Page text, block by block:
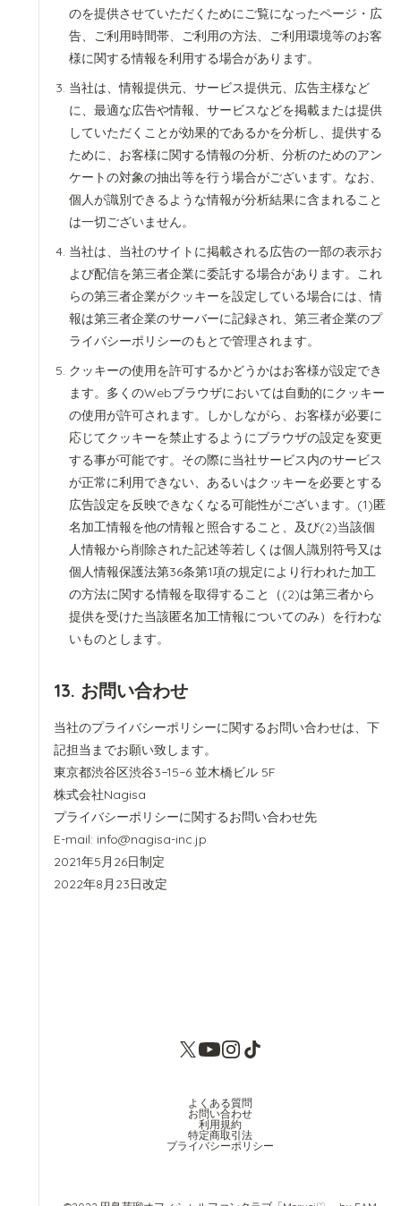
のを提供させていただくためにご覧になったページ・広
告、ご利用時間帯、ご利用の方法、ご利用環境等のお客
様に関する情報を利用する場合があります。
当社は、情報提供元、サービス提供元、広告主様など
に、最適な広告や情報、サービスなどを掲載または提供
していただくことが効果的であるかを分析し、提供する
ために、お客様に関する情報の分析、分析のためのアン
ケートの対象の抽出等を行う場合がございます。なお、
個人が識別できるような情報が分析結果に含まれること
は一切ございません。
当社は、当社のサイトに掲載される広告の一部の表示お
よび配信を第三者企業に委託する場合があります。これ
らの第三者企業がクッキーを設定している場合には、情
報は第三者企業のサーバーに記録され、第三者企業のプ
ライバシーポリシーのもとで管理されます。
クッキーの使用を許可するかどうかはお客様が設定でき
ます。多くのWebブラウザにおいては自動的にクッキー
の使用が許可されます。しかしながら、お客様が必要に
応じてクッキーを禁止するようにブラウザの設定を変更
する事が可能です。その際に当社サービス内のサービス
が正常に利用できない、あるいはクッキーを必要とする
広告設定を反映できなくなる可能性がございます。(1)匿
名加工情報を他の情報と照合すること、及び(2)当該個
人情報から削除された記述等若しくは個人識別符号又は
個人情報保護法第36条第1項の規定により行われた加工
の方法に関する情報を取得すること（(2)は第三者から
提供を受けた当該匿名加工情報についてのみ）を行わな
いものとします。
13. お問い合わせ
当社のプライバシーポリシーに関するお問い合わせは、下
記担当までお願い致します。
東京都渋谷区渋谷3−15−6 並木橋ビル 5F
株式会社Nagisa
プライバシーポリシーに関するお問い合わせ先
E-mail: info@nagisa-inc.jp
2021年5月26日制定
2022年8月23日改定
よくある質問
お問い合わせ
利用規約
特定商取引法
プライバシーポリシー